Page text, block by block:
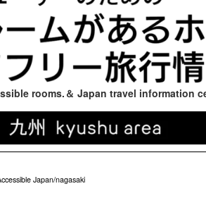
rooms.＆ Japan travel information
Japan/nagasaki